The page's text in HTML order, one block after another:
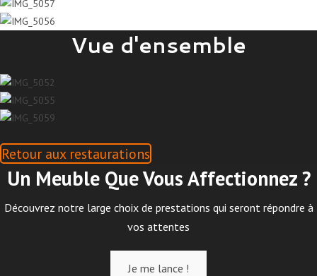
Vue d'ensemble
Retour aux restaurations
Un Meuble Que Vous Affectionnez ?
Découvrez notre large choix de prestations qui seront répondre à
vos attentes
Je me lance !